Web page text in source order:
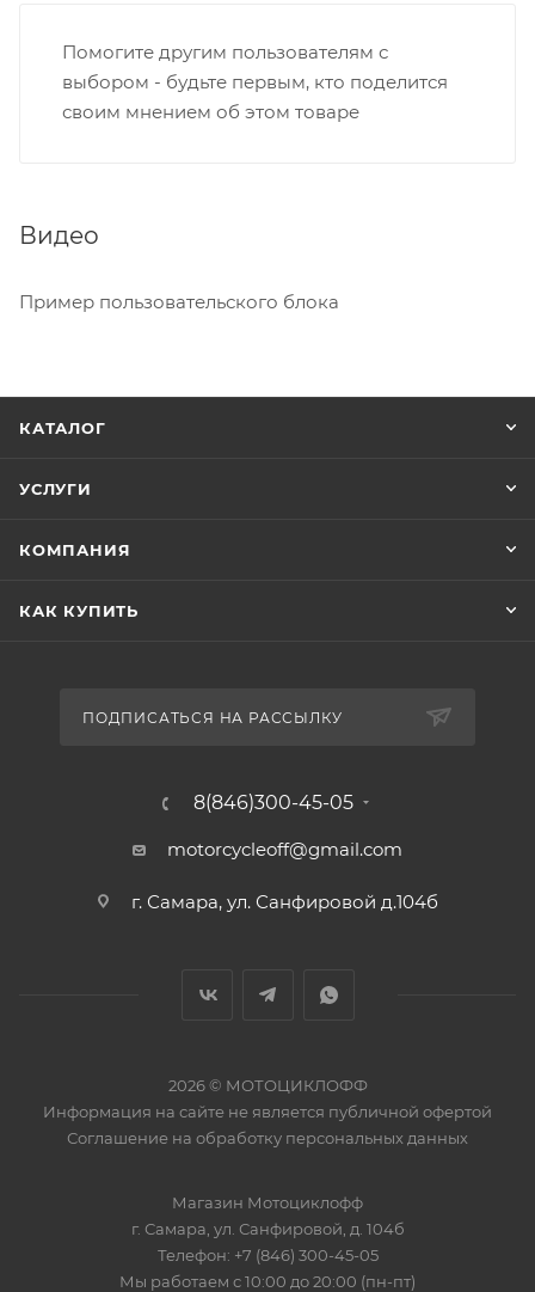
Помогите другим пользователям с
выбором - будьте первым, кто поделится
своим мнением об этом товаре
Видео
Пример пользовательского блока
КАТАЛОГ
УСЛУГИ
КОМПАНИЯ
КАК КУПИТЬ
ПОДПИСАТЬСЯ НА РАССЫЛКУ
8(846)300-45-05
motorcycleoff@gmail.com
г. Самара, ул. Санфировой д.104б
2026 © МОТОЦИКЛОФФ
Информация на сайте не является публичной офертой
Соглашение на обработку персональных данных
Магазин Мотоциклофф
г. Самара ул. Санфировой, д. 104б
Телефон: +7 (846) 300-45-05
Мы работаем с 10:00 до 20:00 (пн-пт)